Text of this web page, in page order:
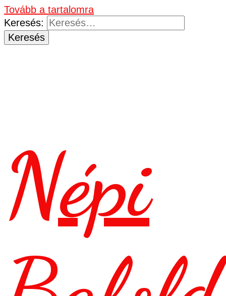
Tovább a tartalomra
Keresés:
Népi